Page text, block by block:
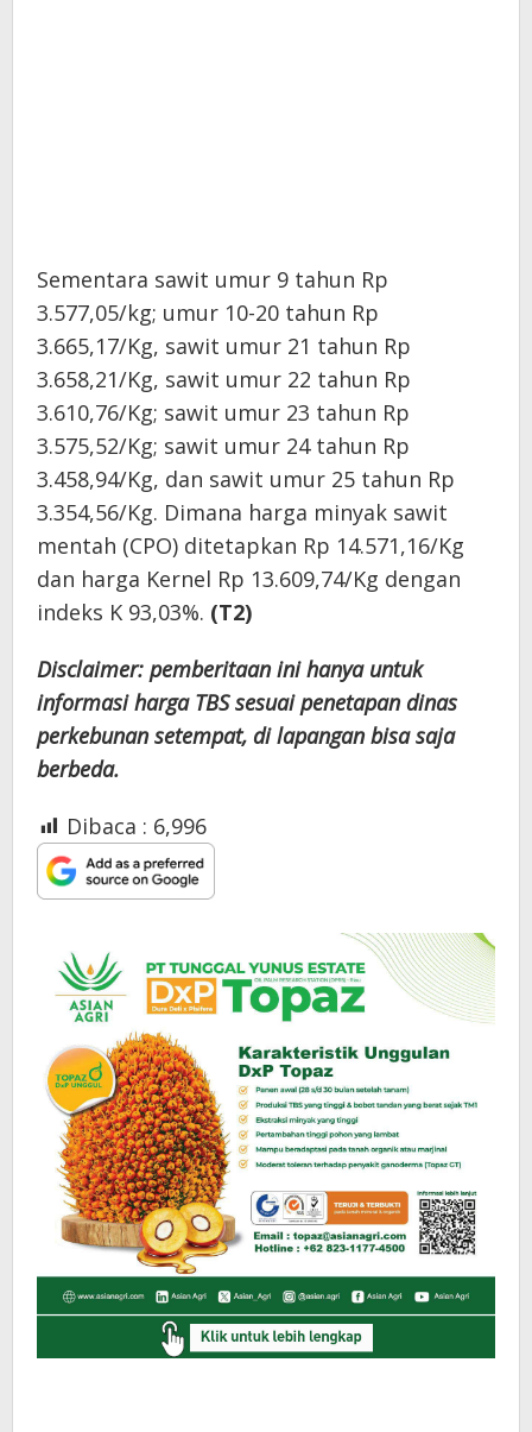
Sementara sawit umur 9 tahun Rp
3.577,05/kg; umur 10-20 tahun Rp
3.665,17/Kg, sawit umur 21 tahun Rp
3.658,21/Kg, sawit umur 22 tahun Rp
3.610,76/Kg; sawit umur 23 tahun Rp
3.575,52/Kg; sawit umur 24 tahun Rp
3.458,94/Kg, dan sawit umur 25 tahun Rp
3.354,56/Kg. Dimana harga minyak sawit
mentah (CPO) ditetapkan Rp 14.571,16/Kg
dan harga Kernel Rp 13.609,74/Kg dengan
indeks K 93,03%. (T2)
Disclaimer: pemberitaan ini hanya untuk
informasi harga TBS sesuai penetapan dinas
perkebunan setempat, di lapangan bisa saja
berbeda.
Dibaca : 6,996